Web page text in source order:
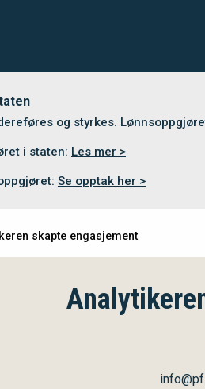
og styrkes.
i staten: Les mer >
Se opptak her >
skapte engasjement